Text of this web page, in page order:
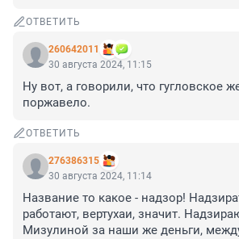
ОТВЕТИТЬ
260642011
30 августа 2024, 11:15
Ну вот, а говорили, что гугловское
поржавело.
ОТВЕТИТЬ
276386315
30 августа 2024, 11:14
Название то какое - надзор!
работают, вертухаи, значит.
Мизулиной за наши же деньги,